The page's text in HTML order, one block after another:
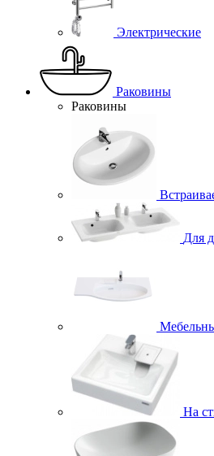
Электрические
Раковины
Раковины
Для
На